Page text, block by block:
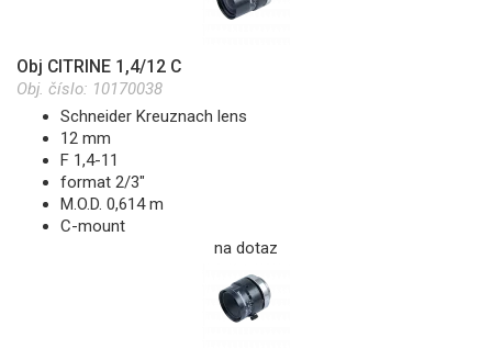
Obj CITRINE 1,4/12 C
Obj. číslo: 10170038
Schneider Kreuznach lens
12 mm
F 1,4-11
format 2/3"
M.O.D. 0,614 m
C-mount
na dotaz